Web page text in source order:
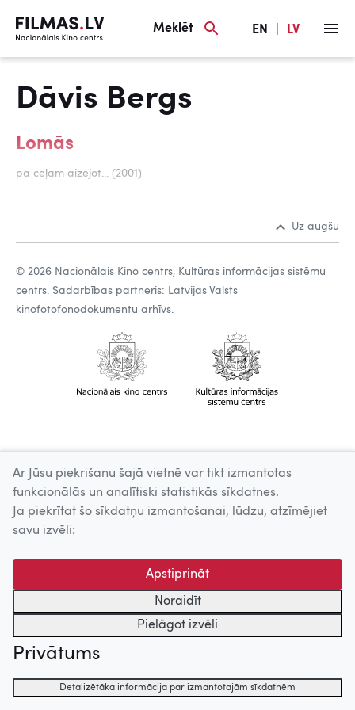
Meklēt EN LV
Dāvis Bergs
Lomās
pa ceļam aizejot... (2001)
Uz augšu
© 2026 Nacionālais Kino centrs, Kultūras informācijas sistēmu
centrs. Sadarbības partneris: Latvijas Valsts
kinofotofonodokumentu arhīvs.
Ar Jūsu piekrišanu šajā vietnē var tikt izmantotas
funkcionālās un analītiski statistikās sīkdatnes.
Ja piekrītat šo sīkdatņu izmantošanai, lūdzu, atzīmējiet
savu izvēli:
Apstiprināt
Noraidīt
Pielāgot izvēli
Privātums
Detalizētāka informācija par izmantotajām sīkdatnēm